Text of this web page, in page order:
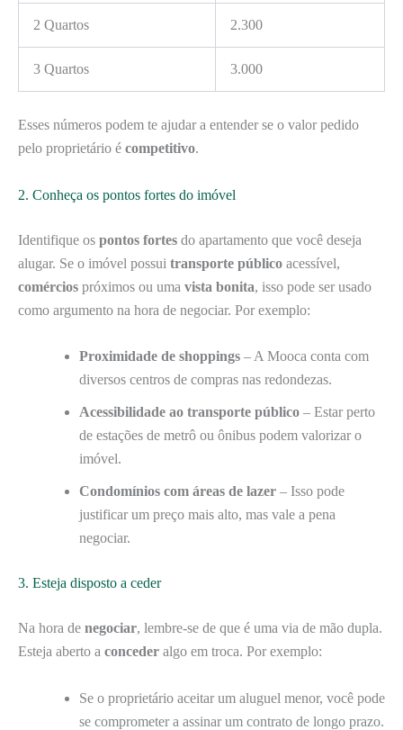
2 Quartos 2.300
3 Quartos 3.000
Esses números podem te ajudar a entender se o valor pedido
pelo proprietário é competitivo.
2. Conheça os pontos fortes do imóvel
Identifique os pontos fortes do apartamento que você deseja
alugar. Se o imóvel possui transporte público acessível,
comércios próximos ou uma vista bonita, isso pode ser usado
como argumento na hora de negociar. Por exemplo:
Proximidade de shoppings – A Mooca conta com
diversos centros de compras nas redondezas.
Acessibilidade ao transporte público – Estar perto
de estações de metrô ou ônibus podem valorizar o
imóvel.
Condomínios com áreas de lazer – Isso pode
justificar um preço mais alto, mas vale a pena
negociar.
3. Esteja disposto a ceder
Na hora de negociar, lembre-se de que é uma via de mão dupla.
Esteja aberto a conceder algo em troca. Por exemplo:
Se o proprietário aceitar um aluguel menor, você pode
se comprometer a assinar um contrato de longo prazo.